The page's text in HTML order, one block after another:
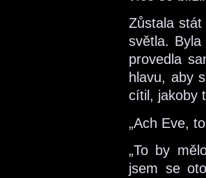
Zůstala
světla.
provedla
hlavu, aby
cítil, jakoby
„Ach Eve,
„To by
jsem se